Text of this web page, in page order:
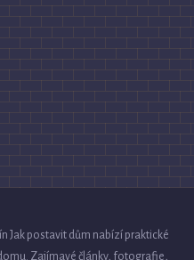
Jak postavit dům nabízí praktické
Zajímavé články, fotografie,